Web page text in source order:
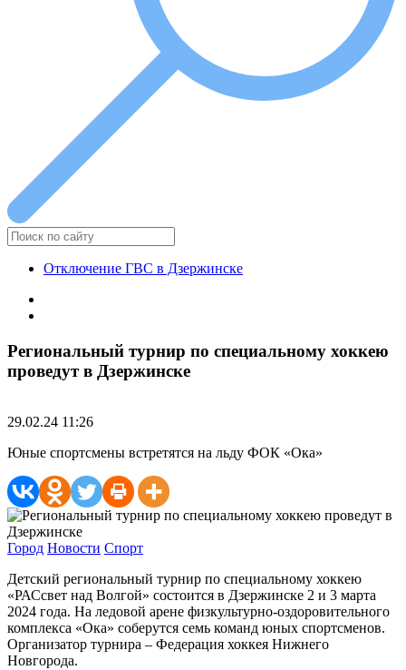
Отключение ГВС в Дзержинске
Региональный турнир по специальному хоккею
проведут в Дзержинске
29.02.24 11:26
Юные спортсмены встретятся на льду ФОК «Ока»
Город Новости Спорт
Детский региональный турнир по специальному хоккею
«РАСсвет над Волгой» состоится в Дзержинске 2 и 3 марта
2024 года. На ледовой арене физкультурно-оздоровительного
комплекса «Ока» соберутся семь команд юных спортсменов.
Организатор турнира – Федерация хоккея Нижнего
Новгорода.